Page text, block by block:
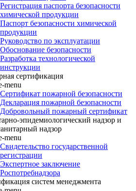
Регистрация паспорта безопасности
химической продукции
Паспорт безопасности химической
продукции
Руководство по эксплуатации
Обоснование безопасности
Разработка технологической
инструкции
сертификация
Сертификат пожарной безопасности
Декларация пожарной безопасности
Добровольный пожарный сертификат
эпидемиологический надзор и
надзор
Свидетельство государственной
регистрации
Экспертное заключение
Роспотребнадзора
систем менеджмента